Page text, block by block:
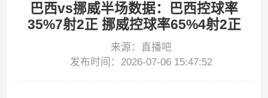
巴西vs挪威半场数据：巴西控球率
35%7射2正 挪威控球率65%4射2正
来源：直播吧
发布时间：2026-07-06 15:47:52